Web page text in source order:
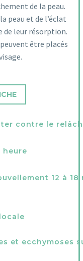
de la peau.
peau et de l’éclat
de leur résorption.
être placés
contre le
heure
12 à
et ecchymoses